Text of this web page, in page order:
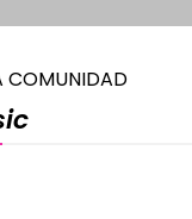
COMUNIDAD